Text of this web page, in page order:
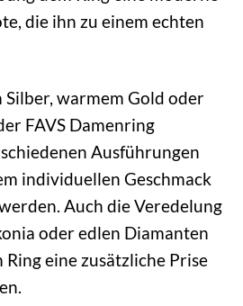
die ihn zu einem echten
Silber, warmem Gold oder
FAVS Damenring
Ausführungen
individuellen Geschmack
Auch die Veredelung
oder edlen Diamanten
Ring eine zusätzliche Prise